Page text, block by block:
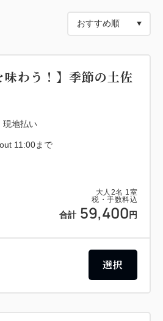
大人 2名 1 室
税・手数料込
合計 59,400 円
味わう！】季節の土佐
現地払い
11:00まで
選択